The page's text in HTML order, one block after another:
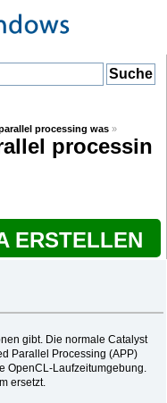
processing was »
processin
ERSTELLEN
gibt. Die normale Catalyst
Parallel Processing (APP)
OpenCL-Laufzeitumgebung.
ersetzt.